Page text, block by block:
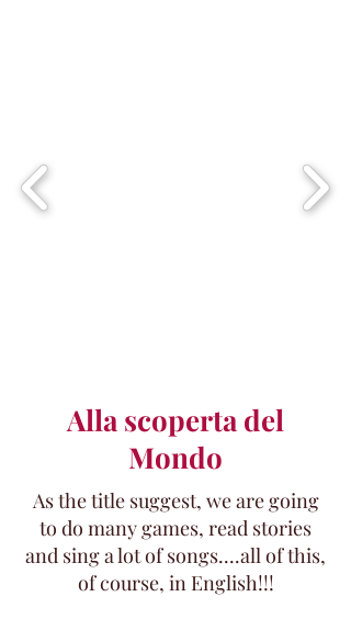
Alla scoperta del
Mondo
As the title suggest, we are going
to do many games, read stories
and sing a lot of songs....all of this,
of course, in English!!!